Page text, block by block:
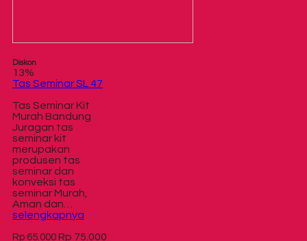
Diskon
13%
Tas Seminar SL 47
Tas Seminar Kit
Murah Bandung
Juragan tas
seminar kit
merupakan
produsen tas
seminar dan
konveksi tas
seminar Murah,
Aman dan…
selengkapnya
Rp 65.000 Rp 75.000